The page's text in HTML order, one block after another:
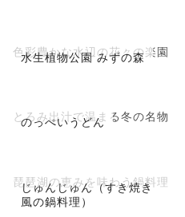
水生植物公園 みずの森
色彩豊かな水辺の花々の楽園
のっぺいうどん
とろみ出汁で温まる冬の名物
じゅんじゅん（すき焼き
風の鍋料理）
琵琶湖の恵みを味わう鍋料理